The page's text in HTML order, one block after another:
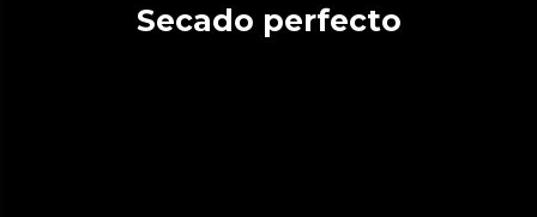
Secado perfecto